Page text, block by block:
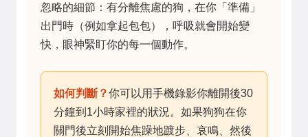
忽略的細節：有分離焦慮的狗，在你「準備」
出門時（例如拿起包包），呼吸就會開始變
快，眼神緊盯你的每一個動作。
如何判斷？你可以用手機錄影你離開後30
分鐘到1小時家裡的狀況。如果狗狗在你
關門後立刻開始焦躁地踱步、哀鳴、然後